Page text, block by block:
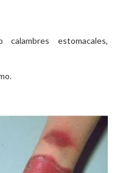
calambres estomacales,